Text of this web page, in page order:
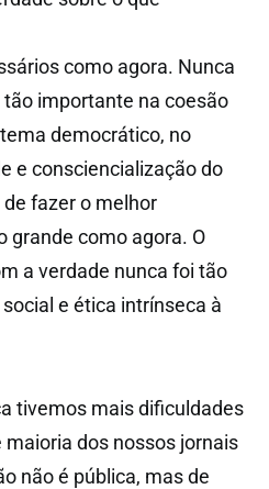
como agora. Nunca
importante na coesão
democrático, no
e consciencialização do
fazer o melhor
grande como agora. O
a verdade nunca foi tão
e ética intrínseca à
tivemos mais dificuldades
dos nossos jornais
não é pública, mas de